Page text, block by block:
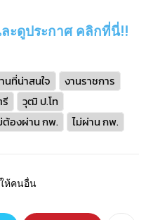
ละดูประกาศ คลิกที่นี่!!
นที่น่าสนใจ
งานราชการ
วุฒิ ป.โท
ต้องผ่าน กพ. ไม่ผ่าน กพ.
ห้คนอื่น